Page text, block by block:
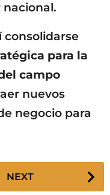
consolidarse
para la
campo
nuevos
negocio para
NEXT